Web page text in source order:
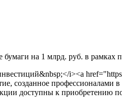
на 1 млрд. руб. в рамках
i><a
профессионалами в
доступны к приобретению